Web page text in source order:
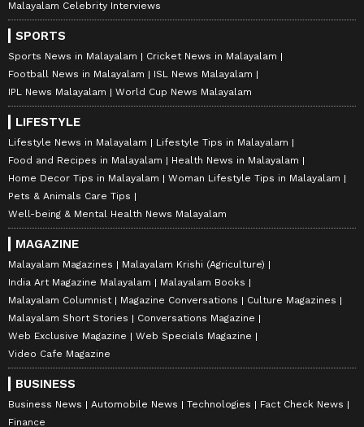
Malayalam Celebrity Interviews
SPORTS
Sports News in Malayalam
Cricket News in Malayalam
Football News in Malayalam
ISL News Malayalam
IPL News Malayalam
World Cup News Malayalam
LIFESTYLE
Lifestyle News in Malayalam
Lifestyle Tips in Malayalam
Food and Recipes in Malayalam
Health News in Malayalam
Home Decor Tips in Malayalam
Woman Lifestyle Tips in Malayalam
Pets & Animals Care Tips
Well-being & Mental Health News Malayalam
MAGAZINE
Malayalam Magazines
Malayalam Krishi (Agriculture)
India Art Magazine Malayalam
Malayalam Books
Malayalam Columnist
Magazine Conversations
Culture Magazines
Malayalam Short Stories
Conversations Magazine
Web Exclusive Magazine
Web Specials Magazine
Video Cafe Magazine
BUSINESS
Business News Automobile News Technologies
Fact Check News
Finance